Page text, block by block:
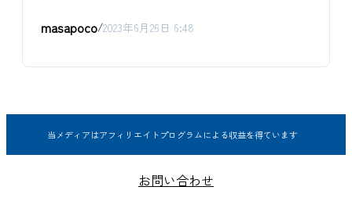
masapoco/2023年6月26日 6:48
当メディアはアフィリエイトプログラムによる収益を得ています
お問い合わせ